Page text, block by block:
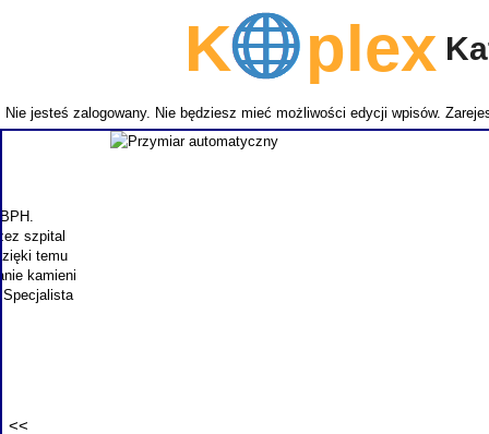
Kplex
Nie jesteś zalogowany. Nie będziesz mieć możliwości edycji wpisów.